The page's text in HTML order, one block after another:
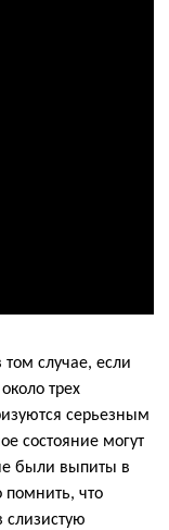
случае, если
трех
серьезным
состояние могут
были выпиты в
что
слизистую